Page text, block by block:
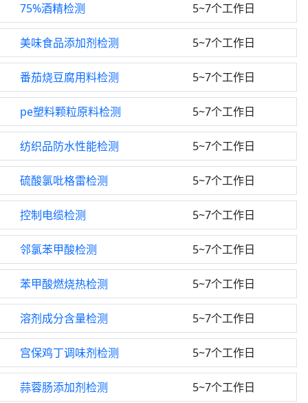
75%酒精检测 5~7个工作日
美味食品添加剂检测 5~7个工作日
番茄烧豆腐用料检测 5~7个工作日
pe塑料颗粒原料检测 5~7个工作日
纺织品防水性能检测 5~7个工作日
硫酸氯吡格雷检测 5~7个工作日
控制电缆检测 5~7个工作日
邻氯苯甲酸检测 5~7个工作日
苯甲酸燃烧热检测 5~7个工作日
溶剂成分含量检测 5~7个工作日
宫保鸡丁调味剂检测 5~7个工作日
蒜蓉肠添加剂检测 5~7个工作日